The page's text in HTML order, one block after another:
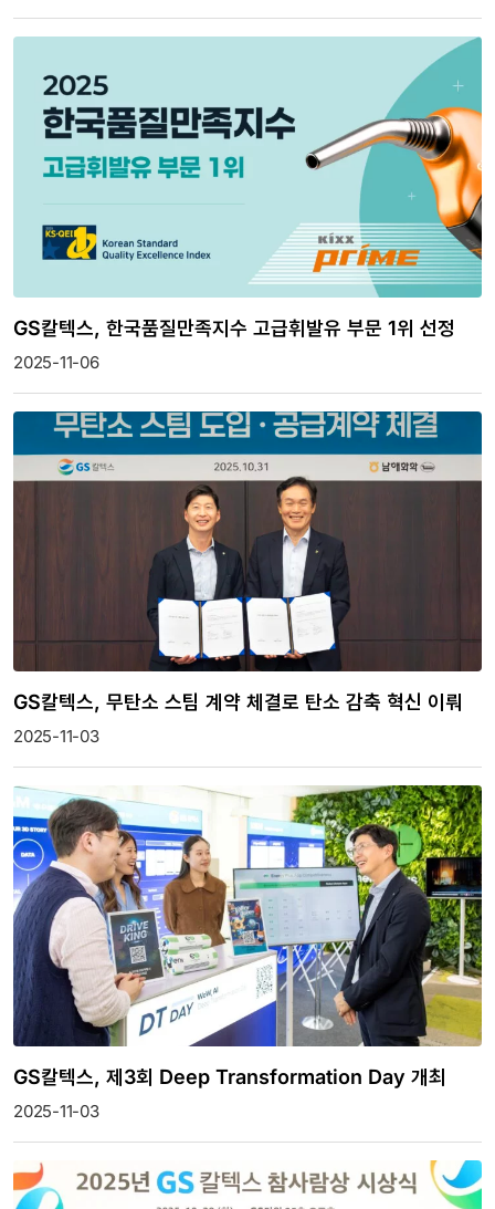
GS칼텍스, 한국품질만족지수 고급휘발유 부문 1위 선정
2025-11-06
GS칼텍스, 무탄소 스팀 계약 체결로 탄소 감축 혁신 이뤄
2025-11-03
GS칼텍스, 제3회 Deep Transformation Day 개최
2025-11-03